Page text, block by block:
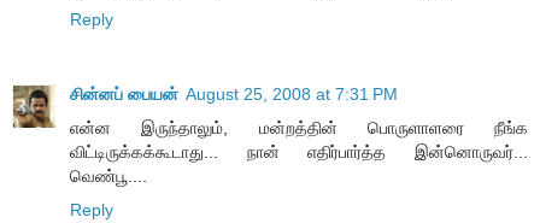
Reply
சின்னப் பையன் August 25, 2008 at 7:31 PM
என்ன இருந்தாலும், மன்றத்தின் பொருளாளரை நீங்க
விட்டிருக்கக்கூடாது... நான் எதிர்பார்த்த இன்னொருவர்...
வெண்பூ....
Reply